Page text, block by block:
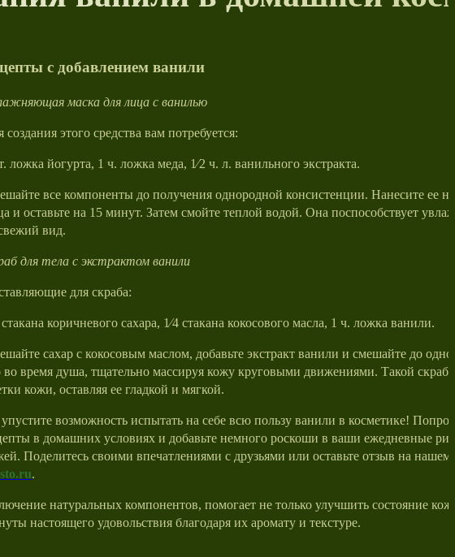
с добавлением ванили
маска для лица с ванилью
создания этого средства вам потребуется:
ложка йогурта, 1 ч. ложка меда, 1⁄2 ч. л. ванильного экстракта.
все компоненты до получения однородной консистенции. Нанесите ее
и оставьте на 15 минут. Затем смойте теплой водой. Она поспособствует
вид.
для тела с экстрактом ванили
для скраба:
стакана коричневого сахара, 1⁄4 стакана кокосового масла, 1 ч. ложка ванили.
сахар с кокосовым маслом, добавьте экстракт ванили и смешайте до
во время душа, тщательно массируя кожу круговыми движениями. Такой скраб
кожи, оставляя ее гладкой и мягкой.
возможность испытать на себе всю пользу ванили в косметике!
в домашних условиях и добавьте немного роскоши в ваши ежедневные
Поделитесь своими впечатлениями с друзьями или оставьте отзыв на нашем
.
натуральных компонентов, помогает не только улучшить состояние
настоящего удовольствия благодаря их аромату и текстуре.